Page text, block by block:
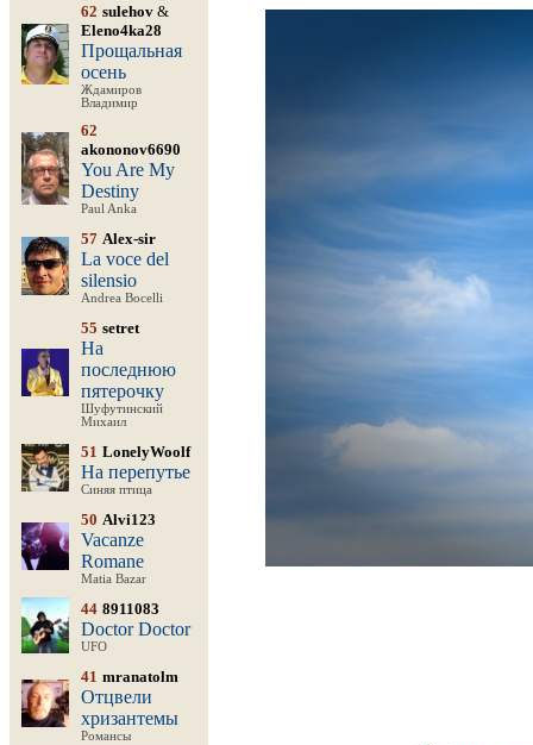
62 sulehov &
Eleno4ka28
Прощальная
осень
Ждамиров
Владимир
62
akononov6690
You Are My
Destiny
Paul Anka
57 Alex-sir
La voce del
silensio
Andrea Bocelli
55 setret
На
последнюю
пятерочку
Шуфутинский
Михаил
51 LonelyWoolf
На перепутье
Синяя птица
50 Alvi123
Vacanze
Romane
Matia Bazar
44 8911083
Doctor Doctor
UFO
41 mranatolm
Отцвели
хризантемы
Романсы